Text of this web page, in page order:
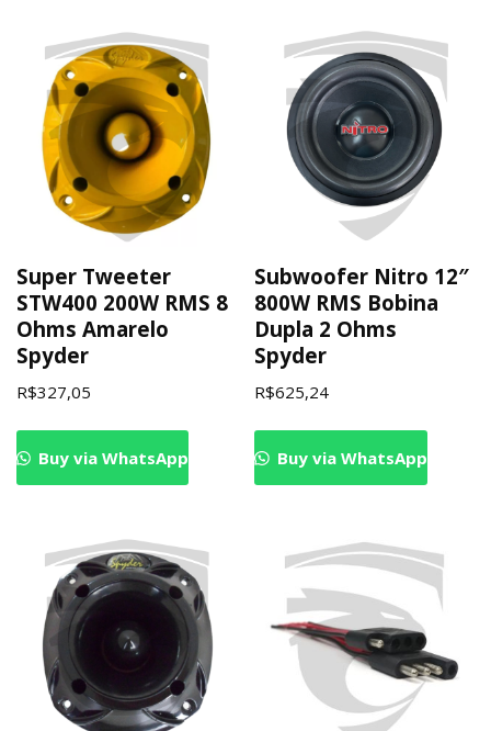
Super Tweeter
STW400 200W RMS 8
Ohms Amarelo
Spyder
R$327,05
Buy via WhatsApp
Subwoofer Nitro 12″
800W RMS Bobina
Dupla 2 Ohms
Spyder
R$625,24
Buy via WhatsApp